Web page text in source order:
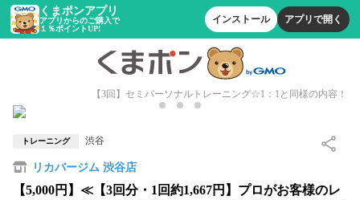
くまポンアプリ
アプリからのご購入で
１％ポイントUP!
インストール アプリで開く
【3回】セミパーソナルトレーニング☆1：1と同様の内容！
トレーニング 渋谷
リカバージム 渋谷店
【5,000円】≪【3回分・1回約1,667円】プロがお客様のレ